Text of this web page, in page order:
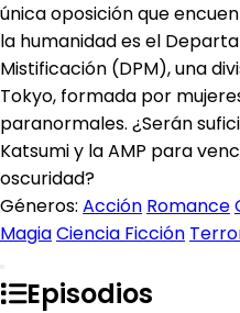
única oposición que
la humanidad es el
Mistificación (DPM), una
Tokyo, formada por
paranormales. ¿Serán
Katsumi y la AMP para
oscuridad?
Géneros: Acción Romance
MagiaCiencia Ficción
Episodios